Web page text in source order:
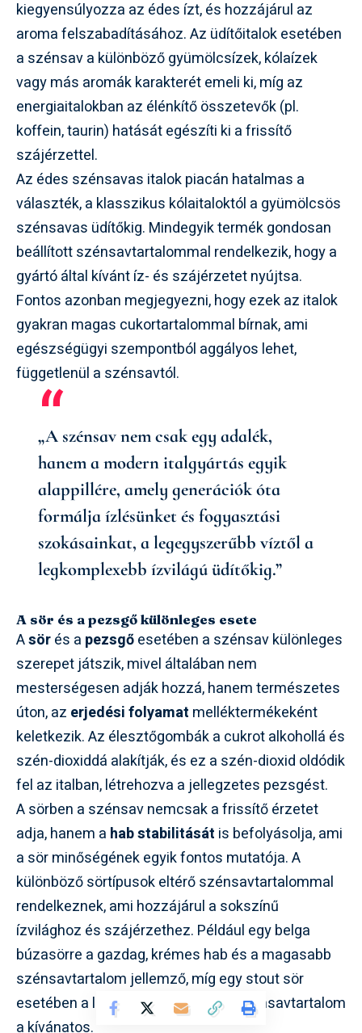
kiegyensúlyozza az édes ízt, és hozzájárul az
aroma felszabadításához. Az üdítőitalok esetében
a szénsav a különböző gyümölcsízek, kólaízek
vagy más aromák karakterét emeli ki, míg az
energiaitalokban az élénkítő összetevők (pl.
koffein, taurin) hatását egészíti ki a frissítő
szájérzettel.
Az édes szénsavas italok piacán hatalmas a
választék, a klasszikus kólaitaloktól a gyümölcsös
szénsavas üdítőkig. Mindegyik termék gondosan
beállított szénsavtartalommal rendelkezik, hogy a
gyártó által kívánt íz- és szájérzetet nyújtsa.
Fontos azonban megjegyezni, hogy ezek az italok
gyakran magas cukortartalommal bírnak, ami
egészségügyi szempontból aggályos lehet,
függetlenül a szénsavtól.
„A szénsav nem csak egy adalék,
hanem a modern italgyártás egyik
alappillére, amely generációk óta
formálja ízlésünket és fogyasztási
szokásainkat, a legegyszerűbb víztől a
legkomplexebb ízvilágú üdítőkig.”
A sör és a pezsgő különleges esete
Asörés a pezsgőesetében a szénsav különleges
szerepet játszik, mivel általában nem
mesterségesen adják hozzá, hanem természetes
úton, az erjedési folyamat melléktermékeként
keletkezik. Az élesztőgombák a cukrot alkohollá és
szén-dioxiddá alakítják, és ez a szén-dioxid oldódik
fel az italban, létrehozva a jellegzetes pezsgést.
A sörben a szénsav nemcsak a frissítő érzetet
adja, hanem a hab stabilitását is befolyásolja, ami
a sör minőségének egyik fontos mutatója. A
különböző sörtípusok eltérő szénsavtartalommal
rendelkeznek, ami hozzájárul a sokszínű
ízvilághoz és szájérzethez. Például egy belga
búzasörre a gazdag, krémes hab és a magasabb
szénsavtartalom jellemző, míg egy stout sör
esetében a lágyabb, alacsonyabb szénsavtartalom
a kívánatos.